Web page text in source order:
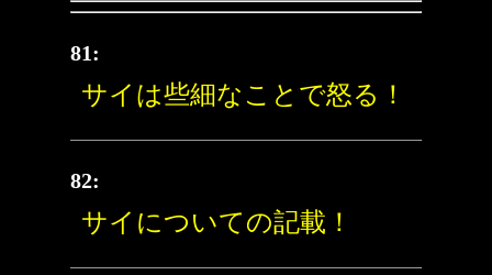
81:
サイは些細なことで怒る！
82:
サイについての記載！